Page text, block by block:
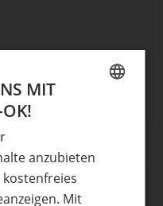
der Welt –
MIT
anzubieten
Mit